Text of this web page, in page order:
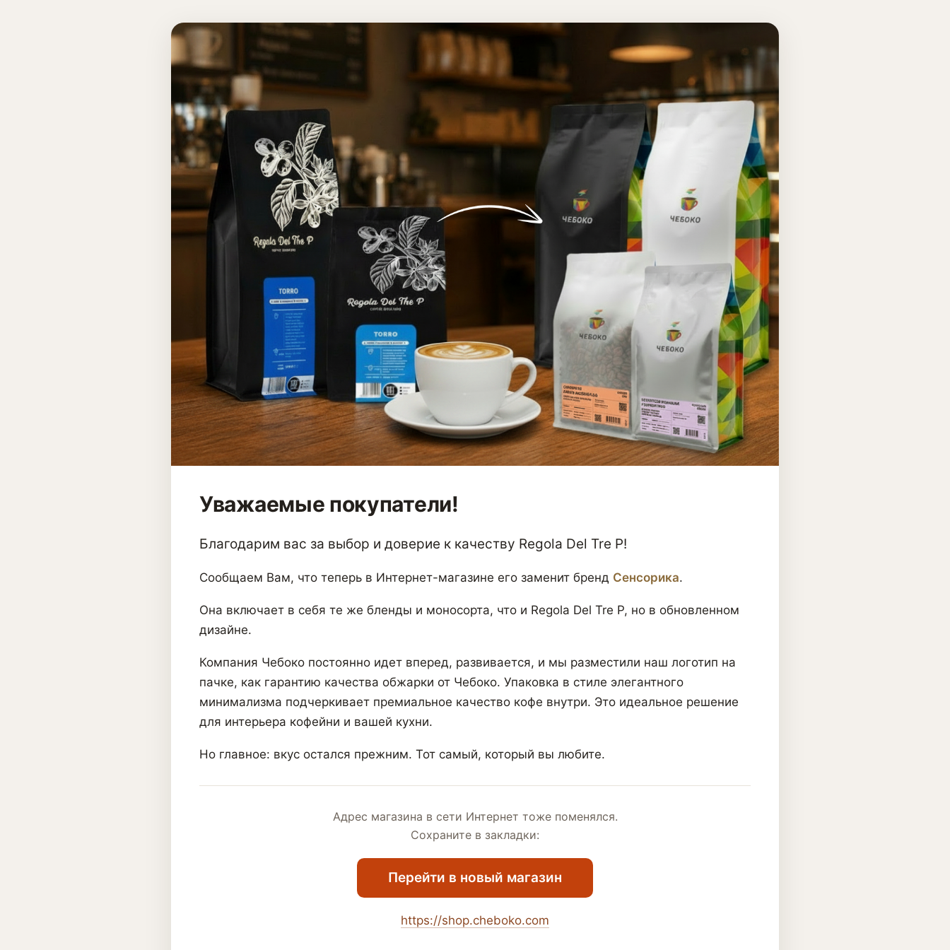
Уважаемые покупатели!
Благодарим вас за выбор и доверие к качеству Regola Del Tre P!
Сообщаем Вам, что теперь в Интернет-магазине его заменит бренд Сенсорика.
Она включает в себя те же бленды и моносорта, что и Regola Del Tre P, но в обновленном
дизайне.
Компания Чебоко постоянно идет вперед, развивается, и мы разместили наш логотип на
пачке, как гарантию качества обжарки от Чебоко. Упаковка в стиле элегантного
минимализма подчеркивает премиальное качество кофе внутри. Это идеальное решение
для интерьера кофейни и вашей кухни.
Но главное: вкус остался прежним. Тот самый, который вы любите.
Адрес магазина в сети Интернет тоже поменялся.
Сохраните в закладки:
Перейти в новый магазин
https://shop.cheboko.com